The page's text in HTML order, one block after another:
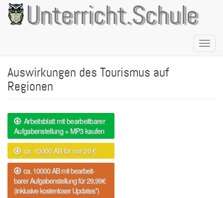
Direkt
zum
Inhalt
Unterricht.Schule
Auswirkungen des Tourismus auf
Regionen
Arbeitsblatt mit bearbeitbarer
Aufgabenstellung + MP3 kaufen
ca. 10000 AB für nur 20 €
ca. 10000 AB mit bearbeit-
barer Aufgabenstellung für 29,99€
(inklusive kostenloser Updates*)